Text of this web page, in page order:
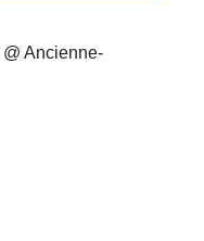
@ Ancienne-